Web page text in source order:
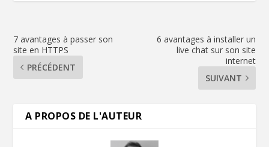
7 avantages à passer son
site en HTTPS
PRÉCÉDENT
6 avantages à installer un
live chat sur son site
internet
SUIVANT
A PROPOS DE L'AUTEUR